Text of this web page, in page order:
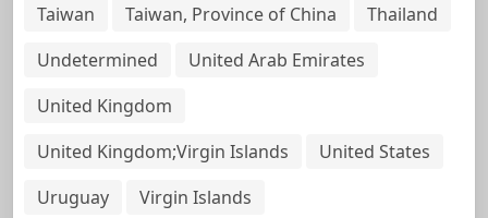
Taiwan
Taiwan, Province of China
Thailand
Undetermined
United Arab Emirates
United Kingdom
United Kingdom;Virgin Islands
United States
Uruguay
Virgin Islands